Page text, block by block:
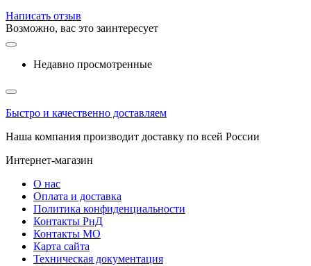
Написать отзыв
Возможно, вас это заинтересует
Недавно просмотренные
Быстро и качественно доставляем
Наша компания производит доставку по всей России
Интернет-магазин
О нас
Оплата и доставка
Политика конфиденциальности
Контакты РнД
Контакты МО
Карта сайта
Техническая документация